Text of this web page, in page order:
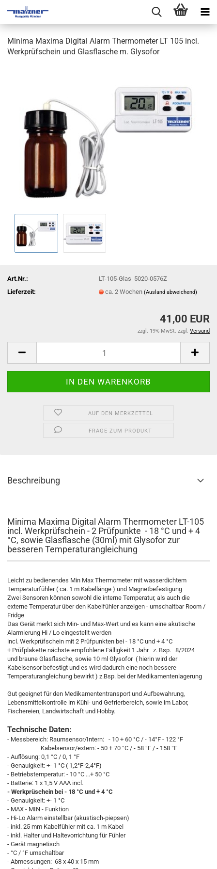
Minima Maxima Digital Alarm Thermometer LT 105 incl.
Werkprüfschein und Glasflasche m. Glysofor
Art.Nr.:
LT-105-Glas_5020-0576Z
Lieferzeit:
ca. 2 Wochen(Ausland abweichend)
41,00 EUR
zzgl. 19% MwSt. zzgl. Versand
AUF DEN MERKZETTEL
FRAGE ZUM PRODUKT
Beschreibung
Minima Maxima Digital Alarm Thermometer LT-105
incl. Werkprüfschein - 2 Prüfpunkte - 18 °C und + 4
°C, sowie Glasflasche (30ml) mit Glysofor zur
besseren Temperaturangleichung
Leicht zu bedienendes Min Max Thermometer mit wasserdichtem
Temperaturfühler ( ca. 1 m Kabellänge ) und Magnetbefestigung
Zwei Sensoren können sowohl die interne Temperatur, als auch die
externe Temperatur über den Kabelfühler anzeigen - umschaltbar Room /
Fridge
Das Gerät merkt sich Min- und Max-Wert und es kann eine akutische
Alarmierung Hi / Lo eingestellt werden
incl. Werkprüfschein mit 2 Prüfpunkten bei - 18 °C und + 4 °C
+ Prüfplakette nächste empfohlene Fälligkeit 1 Jahr z. Bsp. 8/2024
und braune Glasflasche, sowie 10 ml Glysofor ( hierin wird der
Kabelsensor befestigt und es wird dadurch eine noch bessere
Temperaturangleichung bewirkt ) z.Bsp. bei der Medikamentenlagerung
Gut geeignet für den Medikamententransport und Aufbewahrung,
Lebensmittelkontrolle im Kühl- und Gefrierbereich, sowie im Labor,
Fischereien, Landwirtschaft und Hobby.
Technische Daten:
- Messbereich: Raumsensor/Intern: - 10 + 60 °C / - 14°F - 122 °F
Kabelsensor/extern: - 50 + 70 °C / - 58 °F / - 158 °F
- Auflösung: 0,1 °C / 0, 1 °F
- Genauigkeit: +- 1 °C ( 1,2°F-2,4°F)
- Betriebstemperatur: - 10 °C ...+ 50 °C
- Batterie: 1 x 1,5 V AAA incl.
- Werkprüschein bei - 18 °C und + 4 °C
- Genauigkeit: +- 1 °C
- MAX - MIN - Funktion
- Hi-Lo Alarm einstellbar (akustisch-piepsen)
- inkl. 25 mm Kabelfühler mit ca. 1 m Kabel
- inkl. Halter und Haltevorrichtung für Fühler
- Gerät magnetisch
- °C / °F umschaltbar
- Abmessungen: 68 x 40 x 15 mm